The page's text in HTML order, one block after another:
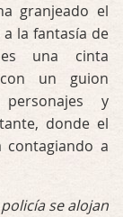
granjeado el
la fantasía de
una cinta
un guion
y
donde el
a
se alojan